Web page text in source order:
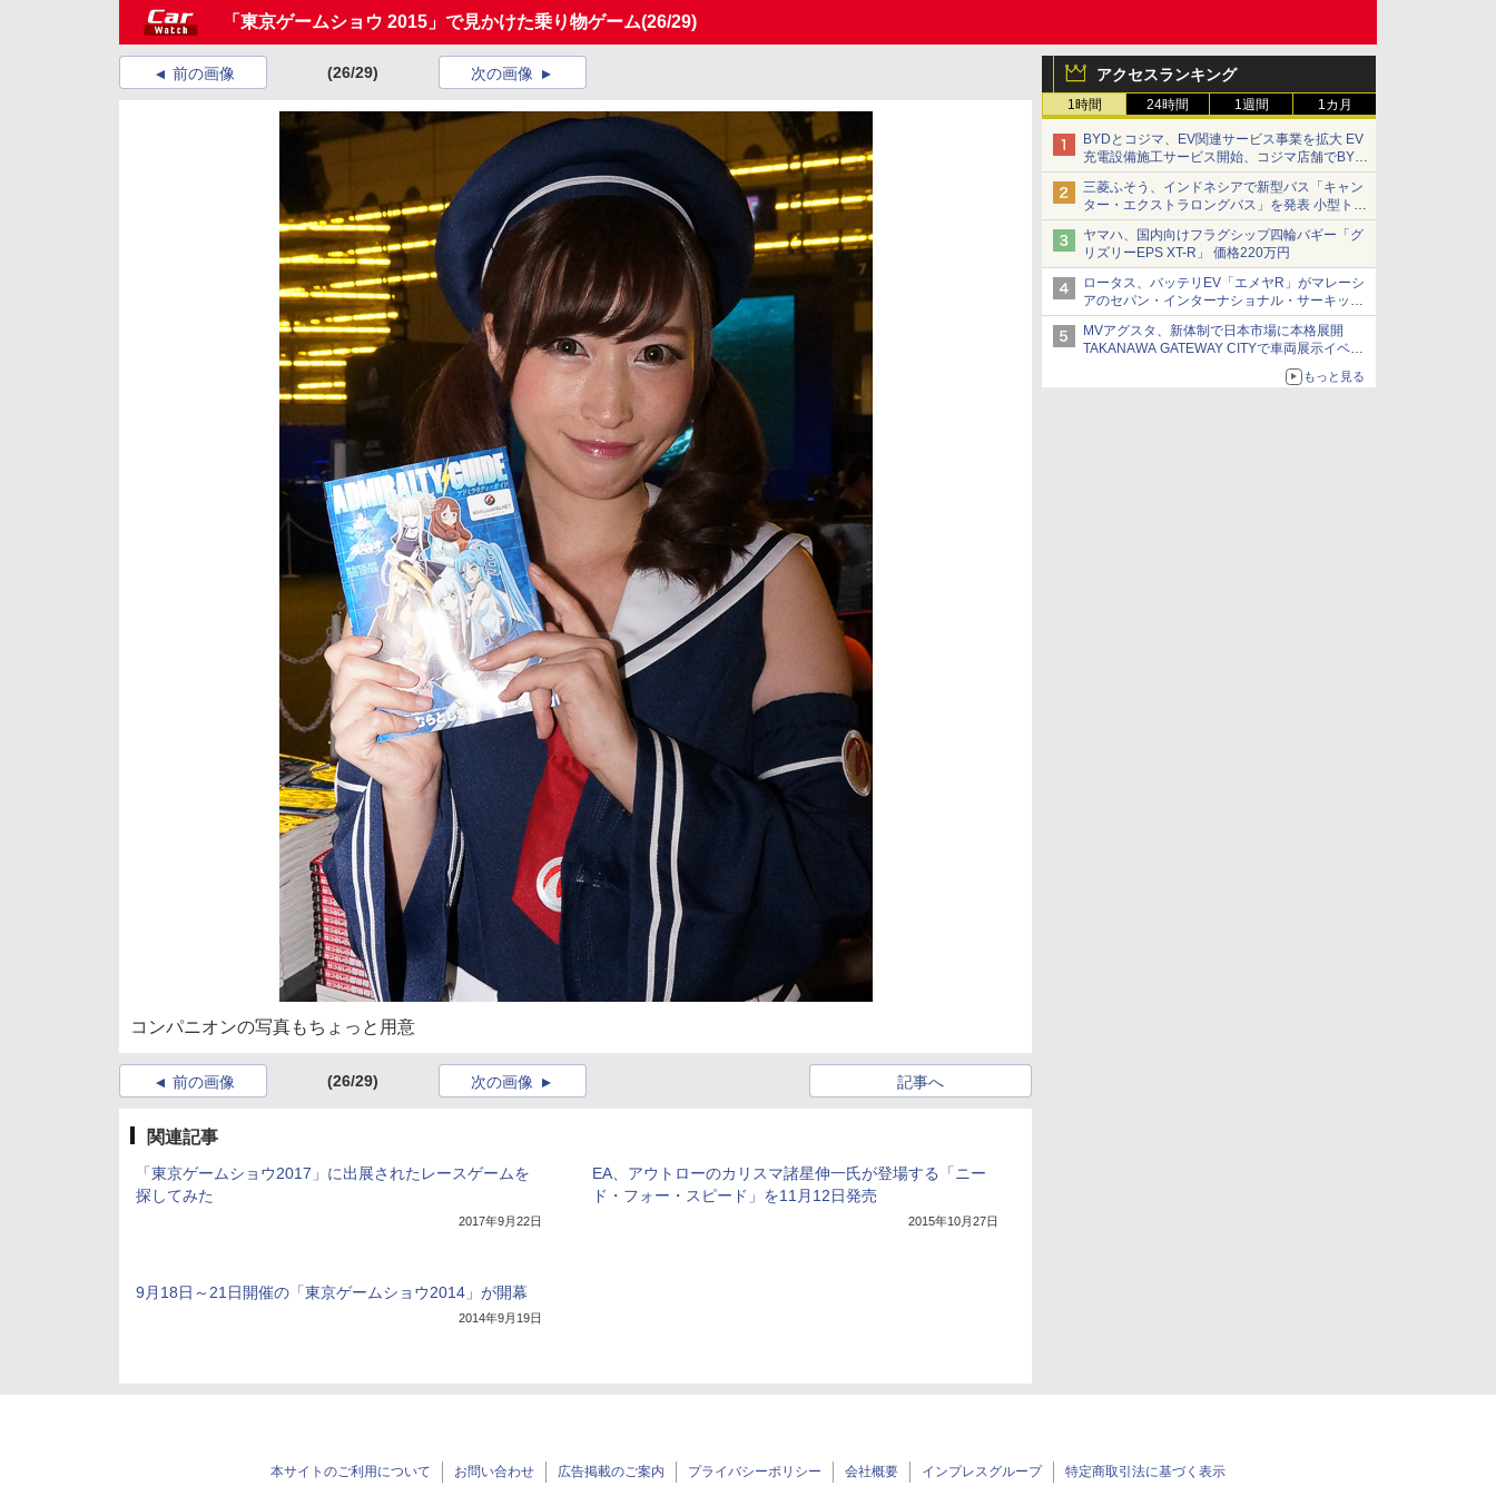
「東京ゲームショウ 2015」で見かけた乗り物ゲーム(26/29)
アクセスランキング
1時間 24時間 1週間 1カ月
BYDとコジマ、EV関連サービス事業を拡大 EV
充電設備施工サービス開始、コジマ店舗でBYD
車の展示・試乗イベントを強化
三菱ふそう、インドネシアで新型バス「キャン
ター・エクストラロングバス」を発表 小型トラ
ックベースの観光・旅客輸送向けバス
ヤマハ、国内向けフラグシップ四輪バギー「グ
リズリーEPS XT-R」 価格220万円
ロータス、バッテリEV「エメヤR」がマレーシ
アのセパン・インターナショナル・サーキット
のBEV最速タイムを樹立
MVアグスタ、新体制で日本市場に本格展開
TAKANAWA GATEWAY CITYで車両展示イベン
もっと見る
前の画像 (26/29) 次の画像
コンパニオンの写真もちょっと用意
前の画像 (26/29) 記事へ
次の画像
関連記事
「東京ゲームショウ2017」に出展されたレースゲームを
探してみた
2017年9月22日
EA、アウトローのカリスマ諸星伸一氏が登場する「ニー
ド・フォー・スピード」を11月12日発売
2015年10月27日
9月18日～21日開催の「東京ゲームショウ2014」が開幕
2014年9月19日
本サイトのご利用について お問い合わせ 広告掲載のご案内 プライバシーポリシー 会社概要 インプレスグループ 特定商取引法に基づく表示